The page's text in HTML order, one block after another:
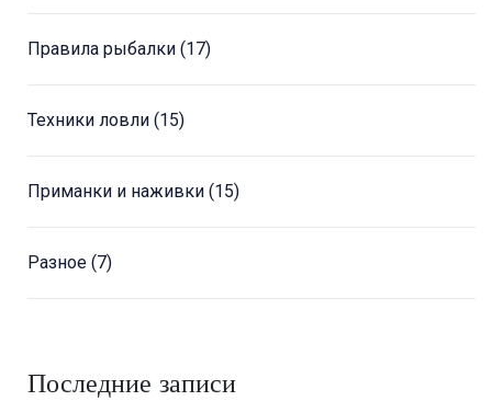
Правила рыбалки (17)
Техники ловли (15)
Приманки и наживки (15)
Разное (7)
Последние записи